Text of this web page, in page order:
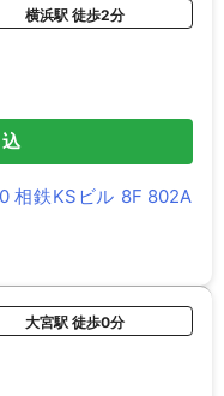
横浜駅 徒歩2分
相鉄KSビル 8F 802A
大宮駅 徒歩0分